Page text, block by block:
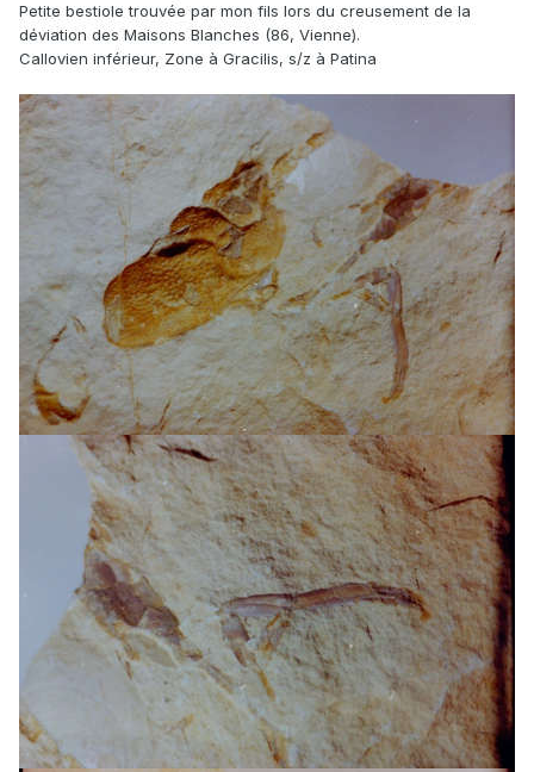
Petite bestiole trouvée par mon fils lors du creusement de la
déviation des Maisons Blanches (86, Vienne).
Callovien inférieur, Zone à Gracilis, s/z à Patina